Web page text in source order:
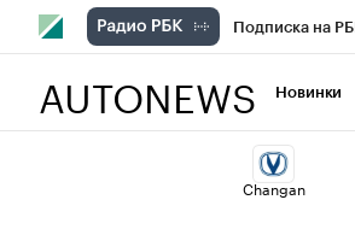
Подписка на
Национальные
Кредитные
AUTONEWS Новинки
Changan